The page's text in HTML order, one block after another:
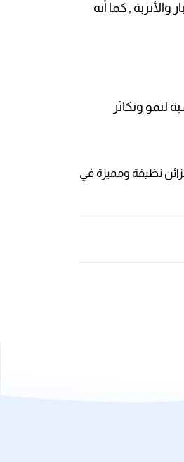
, كما أنه
لنمو وتكاثر
نظيفة ومميزة في